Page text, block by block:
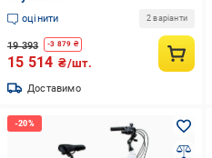
(UF36F533FE39854.402A)
оцінити 2 варіанти
19 393 -3 879 ₴
15 514 ₴/шт.
Доставимо